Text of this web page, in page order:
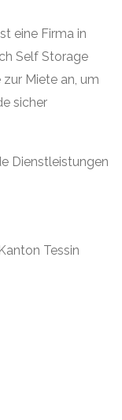
eine Firma in
Self Storage
Miete an, um
sicher
Dienstleistungen
Tessin